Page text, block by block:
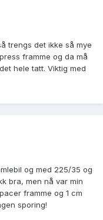
trengs det ikke så mye
framme og da må
hele tatt. Viktig med
og med 225/35 og
bra, men nå var min
framme og 1 cm
sporing!